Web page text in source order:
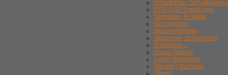
Schaltbilder,
SDR-DSP Empfänger
Selbstbau-Projekte
Signalgeber
Skalenscheiben
Skalenseil Seilantriebe
Schnurlos ...
Spass-Radios
s-plan Bibliothek
Stecker / Buchsen
Stereo